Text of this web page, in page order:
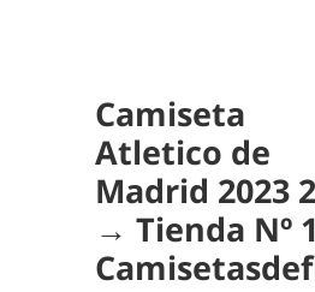
Camiseta
Atletico de
Madrid 2023
→ Tienda Nº